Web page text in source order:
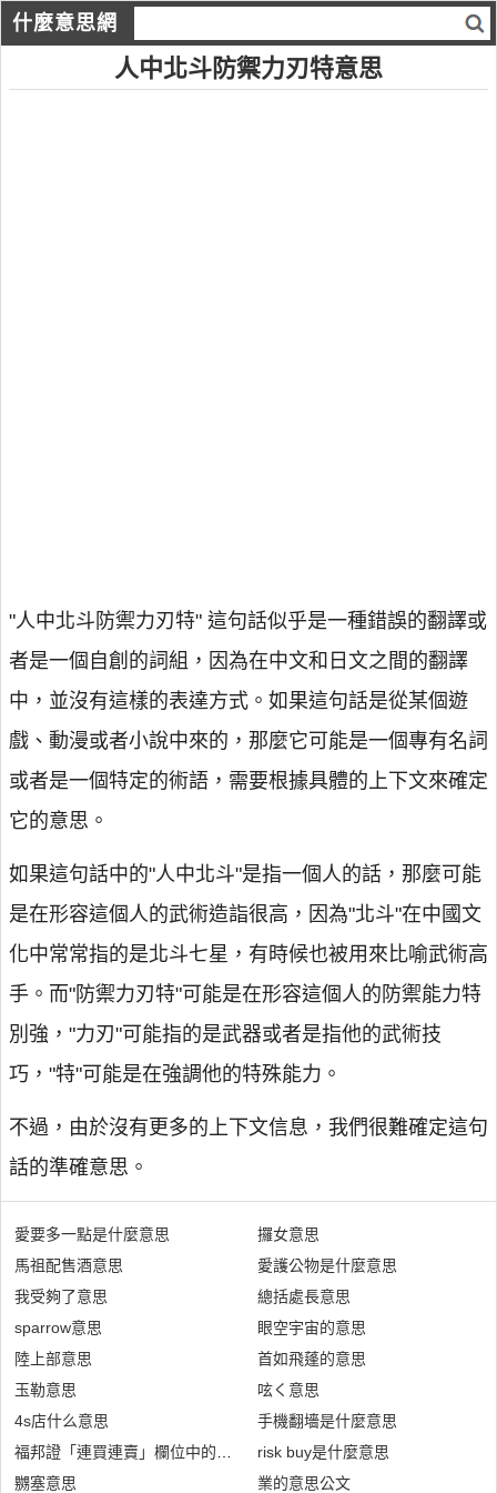
什麼意思網
人中北斗防禦力刃特意思
"人中北斗防禦力刃特" 這句話似乎是一種錯誤的翻譯或
者是一個自創的詞組，因為在中文和日文之間的翻譯
中，並沒有這樣的表達方式。如果這句話是從某個遊
戲、動漫或者小說中來的，那麼它可能是一個專有名詞
或者是一個特定的術語，需要根據具體的上下文來確定
它的意思。
如果這句話中的"人中北斗"是指一個人的話，那麼可能
是在形容這個人的武術造詣很高，因為"北斗"在中國文
化中常常指的是北斗七星，有時候也被用來比喻武術高
手。而"防禦力刃特"可能是在形容這個人的防禦能力特
別強，"力刃"可能指的是武器或者是指他的武術技
巧，"特"可能是在強調他的特殊能力。
不過，由於沒有更多的上下文信息，我們很難確定這句
話的準確意思。
愛要多一點是什麼意思
馬祖配售酒意思
我受夠了意思
sparrow意思
陸上部意思
玉勒意思
4s店什么意思
福邦證「連買連賣」欄位中的「無」是什麼意思
嬲塞意思
攞女意思
愛護公物是什麼意思
總括處長意思
眼空宇宙的意思
首如飛蓬的意思
呟く意思
手機翻墻是什麼意思
risk buy是什麼意思
業的意思公文